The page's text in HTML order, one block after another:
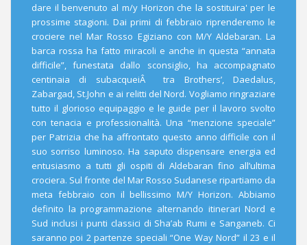
dare il benvenuto al m/y Horizon che la sostituira' per le
prossime stagioni. Dai primi di febbraio riprenderemo le
crociere nel Mar Rosso Egiziano con M/Y Aldebaran. La
barca rossa ha fatto miracoli e anche in questa “annata
difficile”, funestata dallo sconsiglio, ha accompagnato
centinaia di subacqueiÂ tra Brothers’, Daedalus,
Zabargad, St.John e ai relitti del Nord. Vogliamo ringraziare
tutto il glorioso equipaggio e le guide per il lavoro svolto
con tenacia e professionalità. Una “menzione speciale”
per Patrizia che ha affrontato questo anno difficile con il
suo sorriso luminoso. Ha saputo dispensare energia ed
entusiasmo a tutti gli ospiti di Aldebaran fino all’ultima
crociera. Sul fronte del Mar Rosso Sudanese ripartiamo da
meta febbraio con il bellissimo M/Y Horizon. Abbiamo
definito la programmazione alternando itinerari Nord e
Sud inclusi i punti classici di Sha’ab Rumi e Sanganeb. Ci
saranno poi 2 partenze speciali “One Way Nord” il 23 e il